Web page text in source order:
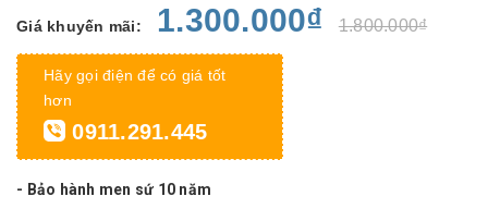
Giá khuyến mãi: 1.300.000₫ 1.800.000₫
Hãy gọi điện để có giá tốt
hơn
0911.291.445
- Bảo hành men sứ 10 năm